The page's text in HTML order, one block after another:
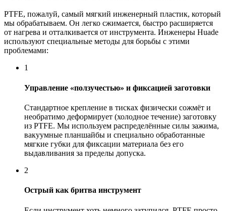
PTFE, пожалуй, самый мягкий инженерный пластик, который
мы обрабатываем. Он легко сжимается, быстро расширяется
от нагрева и отталкивается от инструмента. Инженеры Huade
используют специальные методы для борьбы с этими
проблемами:
1
Управление «ползучестью» и фиксацией заготовки
Стандартное крепление в тисках физически сожмёт и
необратимо деформирует (холодное течение) заготовку
из PTFE. Мы используем распределённые силы зажима,
вакуумные планшайбы и специально обработанные
мягкие губки для фиксации материала без его
выдавливания за пределы допуска.
2
Острый как бритва инструмент